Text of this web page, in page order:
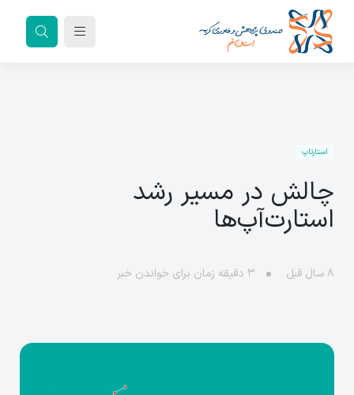
استارتاپ
چالش در مسیر رشد
استارت‌آپ‏‌ها
۸ سال قبل ۳ دقیقه زمان برای خواندن خبر